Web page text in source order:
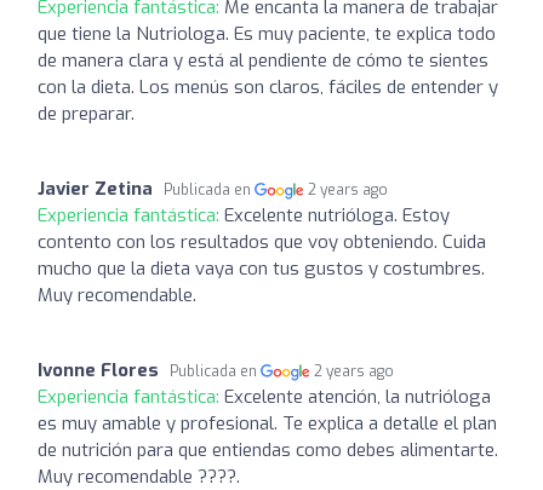
Experiencia fantástica: Me encanta la manera de trabajar
que tiene la Nutriologa. Es muy paciente, te explica todo
de manera clara y está al pendiente de cómo te sientes
con la dieta. Los menús son claros, fáciles de entender y
de preparar.
Javier Zetina Publicada en 2 years ago
Experiencia fantástica: Excelente nutrióloga. Estoy
contento con los resultados que voy obteniendo. Cuida
mucho que la dieta vaya con tus gustos y costumbres.
Muy recomendable.
Ivonne Flores Publicada en 2 years ago
Experiencia fantástica: Excelente atención, la nutrióloga
es muy amable y profesional. Te explica a detalle el plan
de nutrición para que entiendas como debes alimentarte.
Muy recomendable ????.